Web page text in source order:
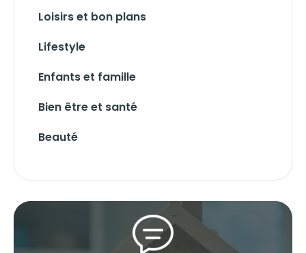
Loisirs et bon plans
Lifestyle
Enfants et famille
Bien être et santé
Beauté